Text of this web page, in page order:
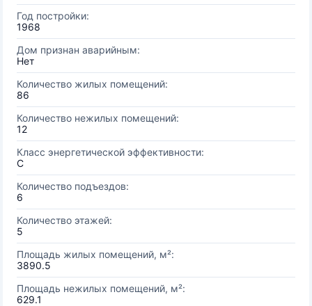
Год постройки:
1968
Дом признан аварийным:
Нет
Количество жилых помещений:
86
Количество нежилых помещений:
12
Класс энергетической эффективности:
C
Количество подъездов:
6
Количество этажей:
5
Площадь жилых помещений, м²:
3890.5
Площадь нежилых помещений, м²:
629.1